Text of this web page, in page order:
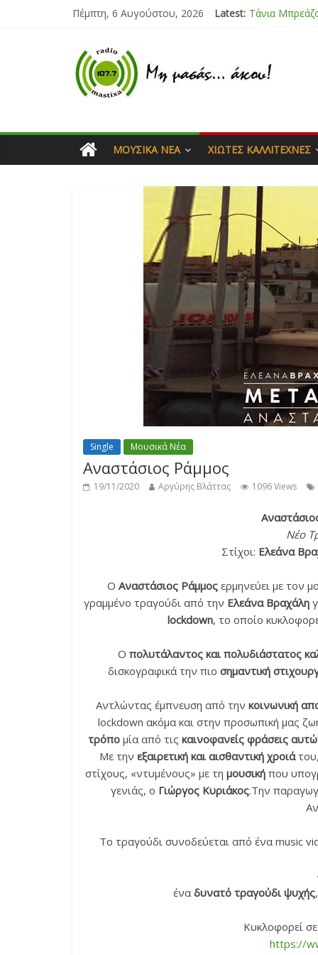
Πέμπτη, 6 Αυγούστου, 2026 Latest: Bliss
Μαριάννα
ΜΟΥΣΙΚΆ ΝΈΑ ΧΙΏΤΕΣ ΚΑΛΛΙΤΈΧΝΕΣ
Single Μουσικά Νέα
Αναστάσιος Ράμμος
19/11/2020 Αργύρης Βλάττας 1096 Views
Νέο
Στίχοι: Ελεάνα
Ο Αναστάσιος Ράμμοςερμηνεύει με τον
γραμμένο τραγούδι από την Ελεάνα Βραχάλη
lockdown, το οποίο
Ο πολυτάλαντος και πολυδιάστατος
δισκογραφικά την πιο σημαντική
Αντλώντας έμπνευση από την κοινωνική
lockdown ακόμα και στην προσωπική μας
τρόπο μία από τις καινοφανείς φράσεις
Με την εξαιρετική και αισθαντική χροιά
στίχους, «ντυμένους» με τη μουσικήπου
γενιάς, ο Γιώργος Κυριάκος.Την
Το τραγούδι συνοδεύεται από ένα music
ένα δυνατό τραγούδι ψυχής
Κυκλοφορεί
https://